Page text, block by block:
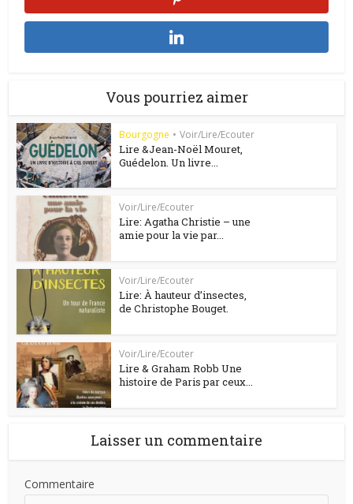
Vous pourriez aimer
Bourgogne • Voir/Lire/Ecouter
Lire &Jean-Noël Mouret,
Guédelon. Un livre...
Voir/Lire/Ecouter
Lire: Agatha Christie – une
amie pour la vie par...
Voir/Lire/Ecouter
Lire: À hauteur d’insectes,
de Christophe Bouget.
Voir/Lire/Ecouter
Lire & Graham Robb Une
histoire de Paris par ceux...
Laisser un commentaire
Commentaire